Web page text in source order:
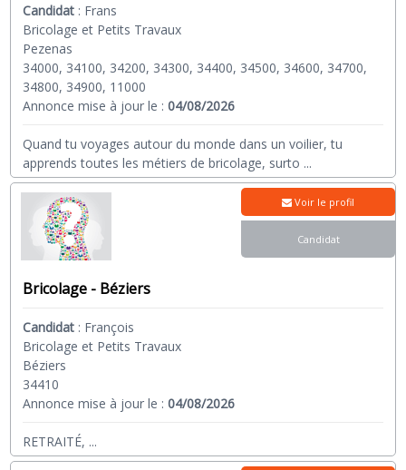
Candidat : Frans
Bricolage et Petits Travaux
Pezenas
34000, 34100, 34200, 34300, 34400, 34500, 34600, 34700,
34800, 34900, 11000
Annonce mise à jour le :04/08/2026
Quand tu voyages autour du monde dans un voilier, tu
apprends toutes les métiers de bricolage, surto ...
Bricolage - Béziers
Candidat : François
Bricolage et Petits Travaux
Béziers
34410
Annonce mise à jour le :04/08/2026
RETRAITÉ, ...
Voir le profil
Candidat